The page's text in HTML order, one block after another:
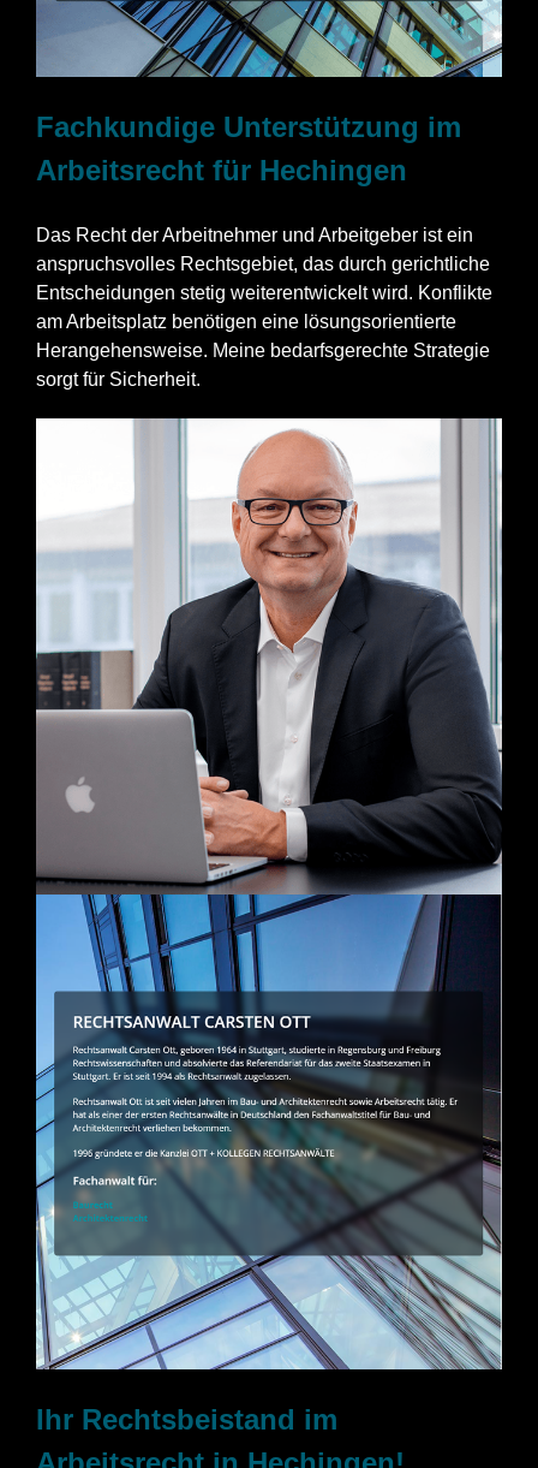
Fachkundige Unterstützung im
Arbeitsrecht für Hechingen
Das Recht der Arbeitnehmer und Arbeitgeber ist ein
anspruchsvolles Rechtsgebiet, das durch gerichtliche
Entscheidungen stetig weiterentwickelt wird. Konflikte
am Arbeitsplatz benötigen eine lösungsorientierte
Herangehensweise. Meine bedarfsgerechte Strategie
sorgt für Sicherheit.
Ihr Rechtsbeistand im